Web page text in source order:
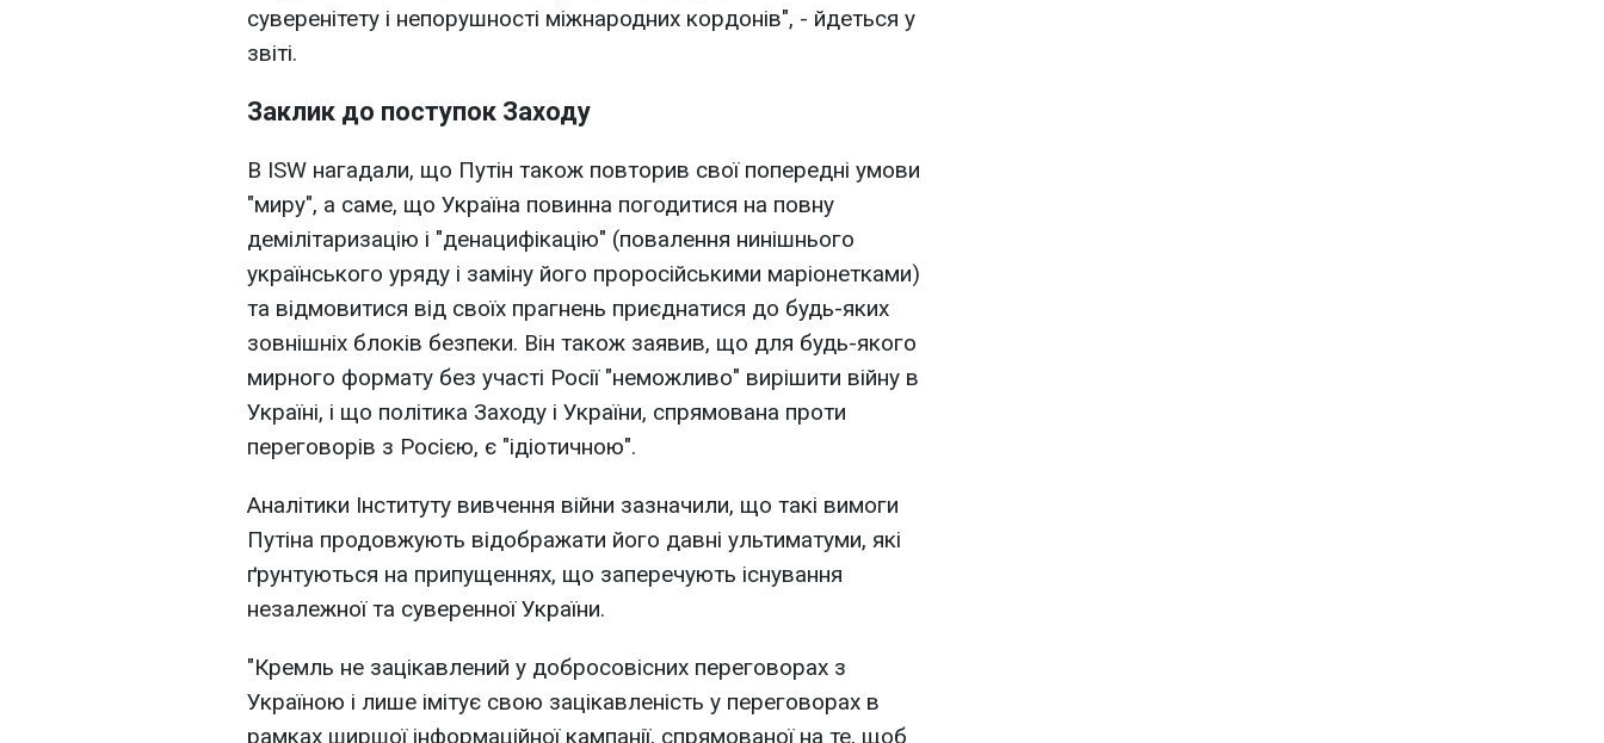
суверенітету і непорушності міжнародних кордонів", - йдеться у
звіті.
Заклик до поступок Заходу
В ISW нагадали, що Путін також повторив свої попередні умови
"миру", а саме, що Україна повинна погодитися на повну
демілітаризацію і "денацифікацію" (повалення нинішнього
українського уряду і заміну його проросійськими маріонетками)
та відмовитися від своїх прагнень приєднатися до будь-яких
зовнішніх блоків безпеки. Він також заявив, що для будь-якого
мирного формату без участі Росії "неможливо" вирішити війну в
Україні, і що політика Заходу і України, спрямована проти
переговорів з Росією, є "ідіотичною".
Аналітики Інституту вивчення війни зазначили, що такі вимоги
Путіна продовжують відображати його давні ультиматуми, які
ґрунтуються на припущеннях, що заперечують існування
незалежної та суверенної України.
"Кремль не зацікавлений у добросовісних переговорах з
Україною і лише імітує свою зацікавленість у переговорах в
рамках ширшої інформаційної кампанії, спрямованої на те, щоб